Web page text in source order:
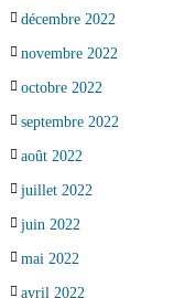
décembre 2022
novembre 2022
octobre 2022
septembre 2022
août 2022
juillet 2022
juin 2022
mai 2022
avril 2022